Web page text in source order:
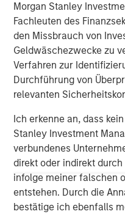
Morgan Stanley
Fachleuten des
den Missbrauch von
Geldwäschezwecke zu
Verfahren zur
Durchführung von
relevanten
Ich erkenne an, dass
Stanley Investment
verbundenes
direkt oder indirekt
infolge meiner falschen
entstehen. Durch die
bestätige ich ebenfalls
ARTIKEL
Real Estate
Constructive Amid
The current
despite elevated
central banks
offer attractive relative
25% repricing, durable
constrained supply. In
diversified portfolios
investing remain
07-AUG-2026